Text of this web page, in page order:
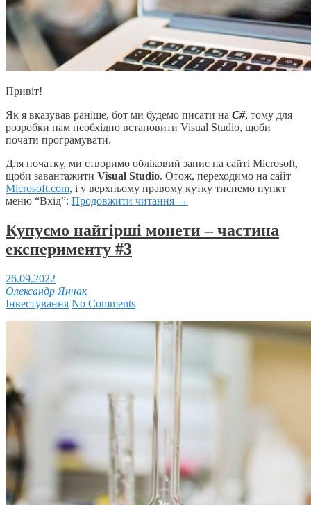
Привіт!
Як я вказував раніше, бот ми будемо писати на C#, тому для
розробки нам необхідно встановити Visual Studio, щоби
почати програмувати.
Для початку, ми створимо обліковий запис на сайті Microsoft,
щоби завантажити Visual Studio. Отож, переходимо на сайт
Microsoft.com, і у верхньому правому кутку тиснемо пункт
меню “Вхід”: Продовжити читання →
Купуємо найгірші монети – частина
експерименту #3
26.09.2022
Олександр Янчак
Інвестування No Comments